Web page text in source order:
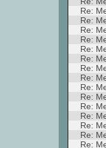
Re:
Re:
Re:
Re:
Re:
Re:
Re:
Re:
Re:
Re:
Re:
Re:
Re:
Re:
Re: